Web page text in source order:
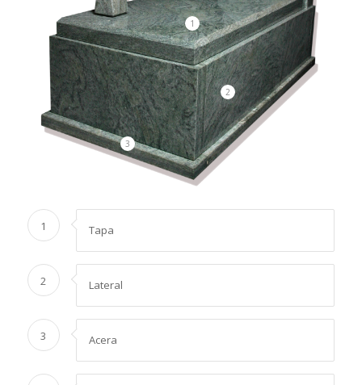
1
2
3
1 Tapa
2 Lateral
3 Acera